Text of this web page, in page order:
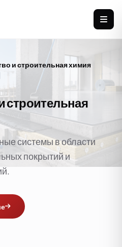
и строительная химия
строительная
системы в области
покрытий и